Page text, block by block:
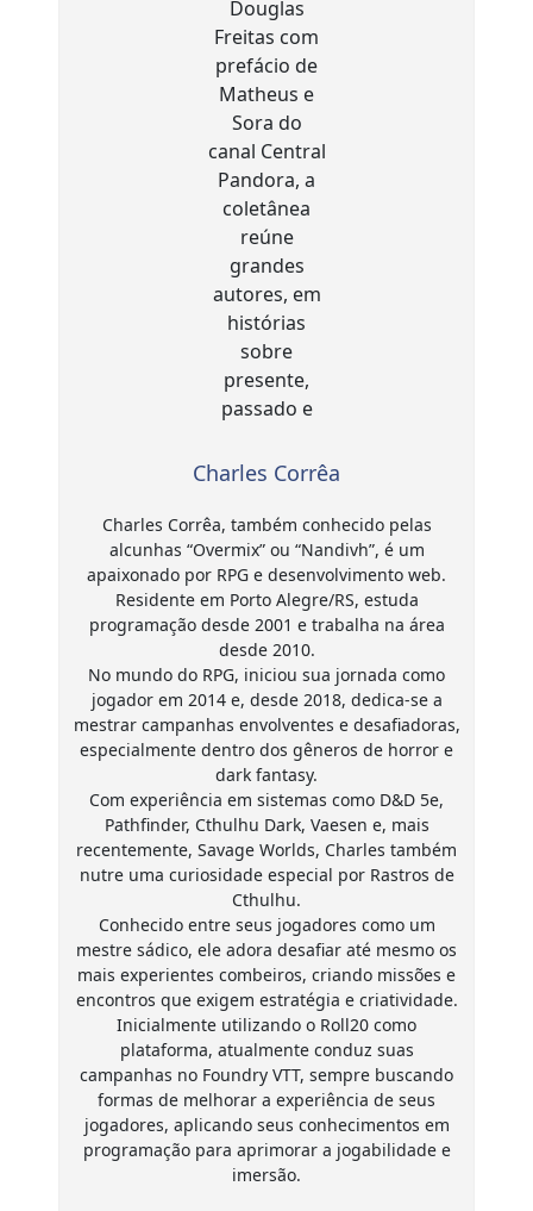
Charles Corrêa
Charles Corrêa, também conhecido pelas
alcunhas “Overmix” ou “Nandivh”, é um
apaixonado por RPG e desenvolvimento web.
Residente em Porto Alegre/RS, estuda
programação desde 2001 e trabalha na área
desde 2010.
No mundo do RPG, iniciou sua jornada como
jogador em 2014 e, desde 2018, dedica-se a
mestrar campanhas envolventes e desafiadoras,
especialmente dentro dos gêneros de horror e
dark fantasy.
Com experiência em sistemas como D&D 5e,
Pathfinder, Cthulhu Dark, Vaesen e, mais
recentemente, Savage Worlds, Charles também
nutre uma curiosidade especial por Rastros de
Cthulhu.
Conhecido entre seus jogadores como um
mestre sádico, ele adora desafiar até mesmo os
mais experientes combeiros, criando missões e
encontros que exigem estratégia e criatividade.
Inicialmente utilizando o Roll20 como
plataforma, atualmente conduz suas
campanhas no Foundry VTT, sempre buscando
formas de melhorar a experiência de seus
jogadores, aplicando seus conhecimentos em
programação para aprimorar a jogabilidade e
imersão.